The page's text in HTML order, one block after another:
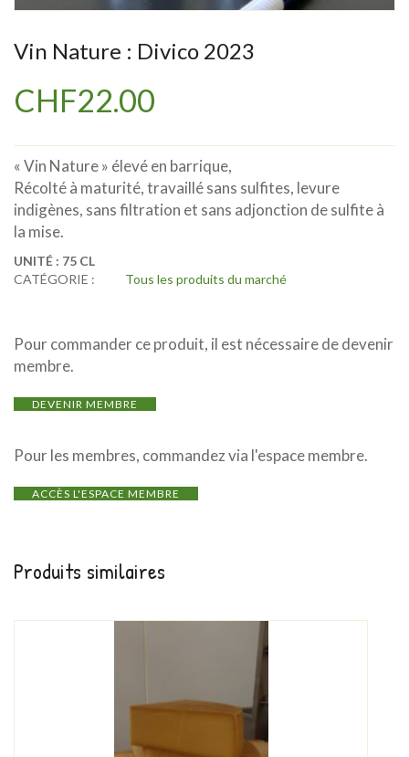
Vin Nature : Divico 2023
CHF22.00
« Vin Nature » élevé en barrique,
Récolté à maturité, travaillé sans sulfites, levure
indigènes, sans filtration et sans adjonction de sulfite à
la mise.
UNITÉ : 75 CL
CATÉGORIE :
Tous les produits du marché
Pour commander ce produit, il est nécessaire de devenir
membre.
DEVENIR MEMBRE
Pour les membres, commandez via l'espace membre.
ACCÈS L'ESPACE MEMBRE
Produits similaires